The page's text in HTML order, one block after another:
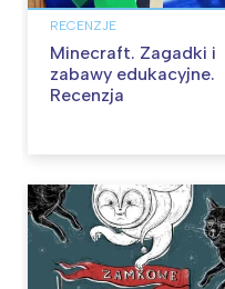
RECENZJE
Minecraft. Zagadki i
zabawy edukacyjne.
Recenzja